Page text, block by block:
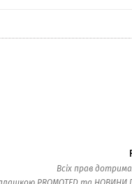
Всіх прав